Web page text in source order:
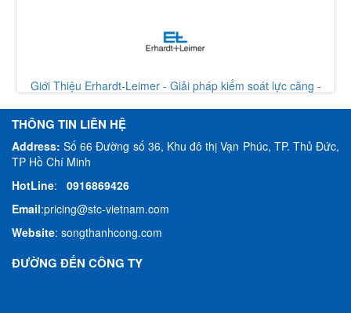
Giải pháp kiểm soát lực căng -
Giới Thiệu Erhardt-Leimer -
THÔNG TIN LIÊN HỆ
Address:Số 66 Đường số 36, Khu đô thị Vạn Phúc, TP. Thủ Đức,
TP Hồ Chí Minh
HotLine: 0916869426
Email:pricing@stc-vietnam.com
Website: songthanhcong.com
ĐƯỜNG ĐẾN CÔNG TY